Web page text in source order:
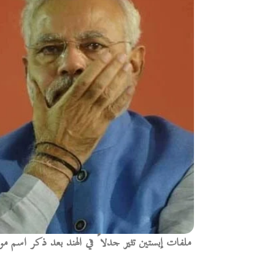
ملفات إبستين تثير جدلاً في الهند بعد ذكر اسم